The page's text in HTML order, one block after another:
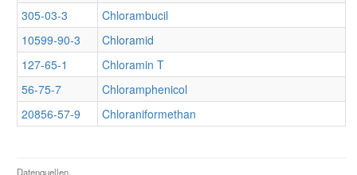
305-03-3
Chlorambucil
10599-90-3
Chloramid
127-65-1
Chloramin T
56-75-7
Chloramphenicol
20856-57-9
Chloraniformethan
Datenquellen